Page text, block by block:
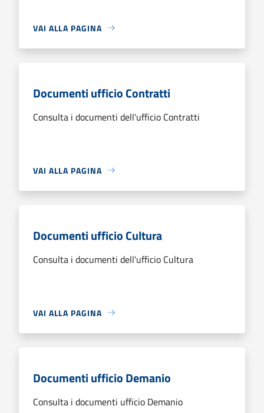
VAI ALLA PAGINA
Documenti ufficio Contratti
Consulta i documenti dell'ufficio Contratti
VAI ALLA PAGINA
Documenti ufficio Cultura
Consulta i documenti dell'ufficio Cultura
VAI ALLA PAGINA
Documenti ufficio Demanio
Consulta i documenti ufficio Demanio